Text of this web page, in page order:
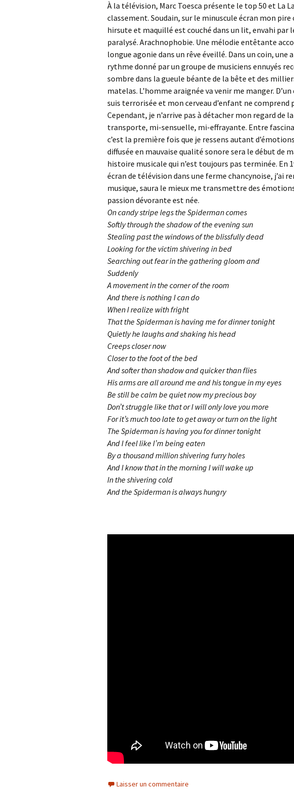
À la télévision, Marc Toesca présente le top 50 et La
classement. Soudain, sur le minuscule écran mon
hirsute et maquillé est couché dans un lit, envahi par
paralysé. Arachnophobie. Une mélodie entêtante
longue agonie dans un rêve éveillé. Dans un coin, une
rythme donné par un groupe de musiciens ennuyés
sombre dans la gueule béante de la bête et des
matelas. L’homme araignée va venir me manger.
suis terrorisée et mon cerveau d’enfant ne comprend
Cependant, je n’arrive pas à détacher mon regard de
transporte, mi-sensuelle, mi-effrayante. Entre
c’est la première fois que je ressens autant
diffusée en mauvaise qualité sonore sera le début de
histoire musicale qui n’est toujours pas terminée. En
écran de télévision dans une ferme chancynoise, j’ai
musique, saura le mieux me transmettre des
passion dévorante est née.
On candy stripe legs the Spiderman comes
Softly through the shadow of the evening sun
Stealing past the windows of the blissfully dead
Looking for the victim shivering in bed
Searching out fear in the gathering gloom and
Suddenly
A movement in the corner of the room
And there is nothing I can do
When I realize with fright
That the Spiderman is having me for dinner tonight
Quietly he laughs and shaking his head
Creeps closer now
Closer to the foot of the bed
And softer than shadow and quicker than flies
His arms are all around me and his tongue in my eyes
Be still be calm be quiet now my precious boy
Don’t struggle like that or I will only love you more
For it’s much too late to get away or turn on the light
The Spiderman is having you for dinner tonight
And I feel like I’m being eaten
By a thousand million shivering furry holes
And I know that in the morning I will wake up
In the shivering cold
And the Spiderman is always hungry
Laisser un commentaire